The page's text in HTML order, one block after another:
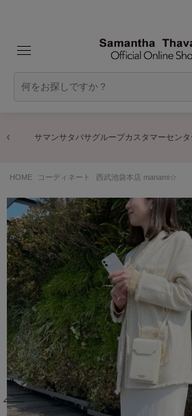
サマンサタバサグループカスタマーセン
HOME コーディネート 西武池袋本店 manami☆